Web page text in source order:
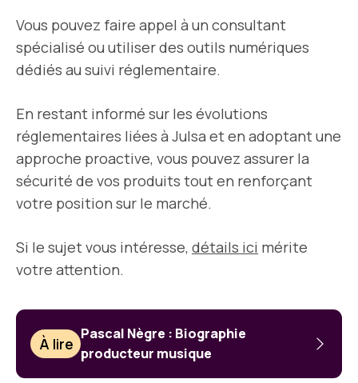
Vous pouvez faire appel à un consultant
spécialisé ou utiliser des outils numériques
dédiés au suivi réglementaire.
En restant informé sur les évolutions
réglementaires liées à Julsa et en adoptant une
approche proactive, vous pouvez assurer la
sécurité de vos produits tout en renforçant
votre position sur le marché.
Si le sujet vous intéresse, détails ici mérite
votre attention.
À lire
Pascal Nègre : Biographie
producteur musique